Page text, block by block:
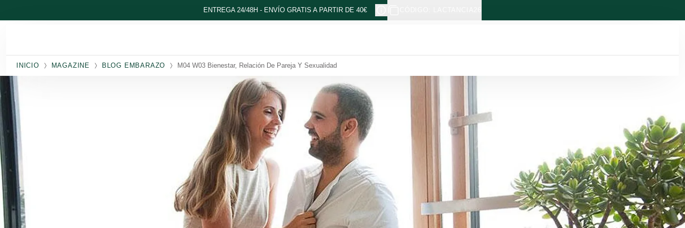
ENTREGA 24/48H - ENVÍO GRATIS A PARTIR DE 40€
INICIO MAGAZINE BLOG EMBARAZO M04 W03 Bienestar, Relación De Pareja Y Sexualidad